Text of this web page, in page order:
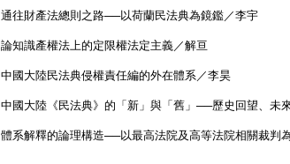
通往財產法總則之路──以荷蘭民法典為鏡鑑／李宇
論知識產權法上的定限權法定主義／解亘
中國大陸民法典侵權責任編的外在體系／李昊
中國大陸《民法典》的「新」與「舊」──歷史回望、未
體系解釋的論理構造──以最高法院及高等法院相關裁判